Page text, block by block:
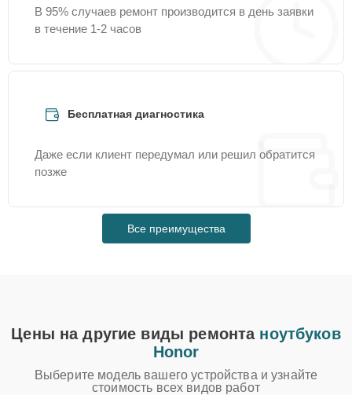
В 95% случаев ремонт производится в день заявки
в течение 1-2 часов
Бесплатная диагностика
Даже если клиент передумал или решил обратится
позже
Все преимущества
Цены на другие виды ремонта ноутбуков
Honor
Выберите модель вашего устройства и узнайте
стоимость всех видов работ